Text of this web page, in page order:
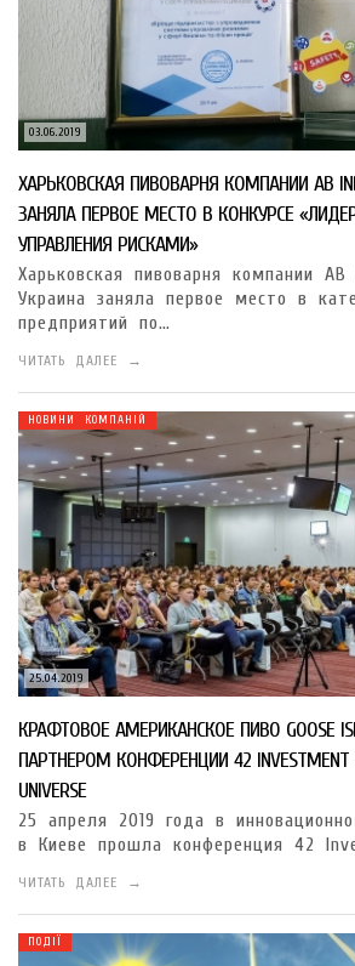
03.06.2019
ХАРЬКОВСКАЯ ПИВОВАРНЯ КОМПАНИИ AB
ЗАНЯЛА ПЕРВОЕ МЕСТО В КОНКУРСЕ
УПРАВЛЕНИЯ РИСКАМИ»
Харьковская пивоварня компании
Украина заняла первое место в
предприятий по…
ЧИТАТЬ ДАЛЕЕ →
25.04.2019
НОВИНИ КОМПАНІЙ
КРАФТОВОЕ АМЕРИКАНСКОЕ ПИВО GOOSE
ПАРТНЕРОМ КОНФЕРЕНЦИИ 42 INVESTMENT
UNIVERSE
25 апреля 2019 года в
в Киеве прошла конференция 42
ЧИТАТЬ ДАЛЕЕ →
ПОДІЇ